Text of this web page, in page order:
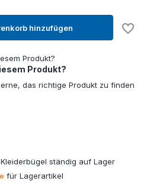
hinzufügen
Produkt?
das richtige Produkt zu finden
ständig auf Lager
für Lagerartikel